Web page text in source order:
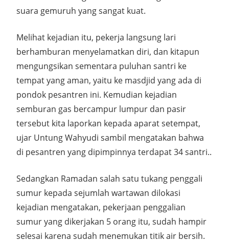
suara gemuruh yang sangat kuat.
Melihat kejadian itu, pekerja langsung lari
berhamburan menyelamatkan diri, dan kitapun
mengungsikan sementara puluhan santri ke
tempat yang aman, yaitu ke masdjid yang ada di
pondok pesantren ini. Kemudian kejadian
semburan gas bercampur lumpur dan pasir
tersebut kita laporkan kepada aparat setempat,
ujar Untung Wahyudi sambil mengatakan bahwa
di pesantren yang dipimpinnya terdapat 34 santri..
Sedangkan Ramadan salah satu tukang penggali
sumur kepada sejumlah wartawan dilokasi
kejadian mengatakan, pekerjaan penggalian
sumur yang dikerjakan 5 orang itu, sudah hampir
selesai karena sudah menemukan titik air bersih.